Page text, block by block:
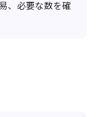
、必要な数を確